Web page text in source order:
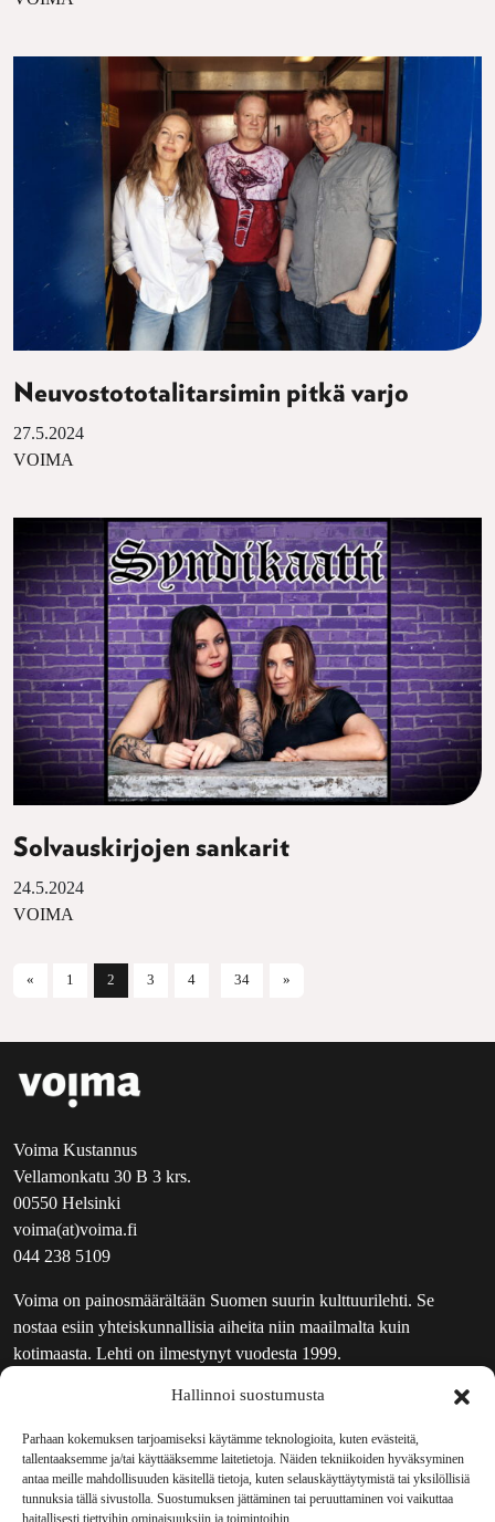
Hallinnoi suostumusta
Parhaan kokemuksen tarjoamiseksi käytämme teknologioita, kuten evästeitä,
tallentaaksemme ja/tai käyttääksemme laitetietoja. Näiden tekniikoiden hyväksyminen
antaa meille mahdollisuuden käsitellä tietoja, kuten selauskäyttäytymistä tai yksilöllisiä
tunnuksia tällä sivustolla. Suostumuksen jättäminen tai peruuttaminen voi vaikuttaa
haitallisesti tiettyihin ominaisuuksiin ja toimintoihin.
Neuvostototalitarsimin pitkä varjo
27.5.2024
VOIMA
Solvauskirjojen sankarit
24.5.2024
VOIMA
Artikkelien selaus
« 1 2 3 4 34 »
Voima Kustannus
Vellamonkatu 30 B 3 krs.
00550 Helsinki
voima(at)voima.fi
044 238 5109
Voima on painosmäärältään Suomen suurin kulttuurilehti. Se
nostaa esiin yhteiskunnallisia aiheita niin maailmalta kuin
kotimaasta. Lehti on ilmestynyt vuodesta 1999.
UUTISKIRJE
MAINOSTAJILLE
VASTAMAINOKSET